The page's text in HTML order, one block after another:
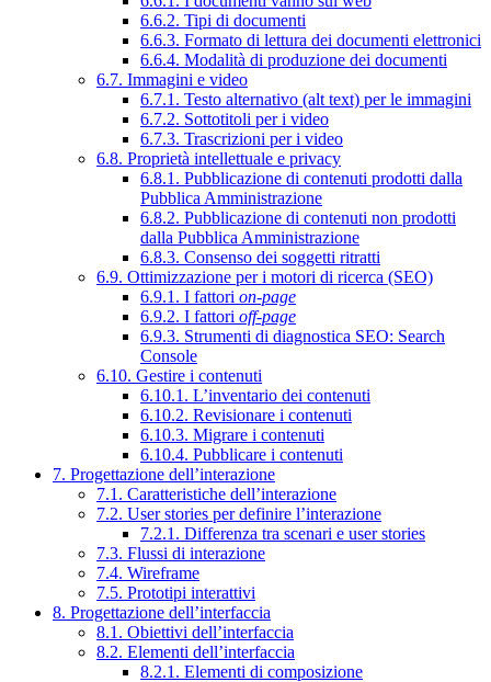
6.6.2. Tipi di documenti
6.6.3. Formato di lettura dei documenti elettronici
6.6.4. Modalità di produzione dei documenti
6.7. Immagini e video
6.7.1. Testo alternativo (alt text) per le immagini
6.7.2. Sottotitoli per i video
6.7.3. Trascrizioni per i video
6.8. Proprietà intellettuale e privacy
6.8.1. Pubblicazione di contenuti prodotti dalla
Pubblica Amministrazione
6.8.2. Pubblicazione di contenuti non prodotti
dalla Pubblica Amministrazione
6.8.3. Consenso dei soggetti ritratti
6.9. Ottimizzazione per i motori di ricerca (SEO)
6.9.1. I fattori on-page
6.9.2. I fattori off-page
6.9.3. Strumenti di diagnostica SEO: Search
Console
6.10. Gestire i contenuti
6.10.1. L’inventario dei contenuti
6.10.2. Revisionare i contenuti
6.10.3. Migrare i contenuti
6.10.4. Pubblicare i contenuti
7. Progettazione dell’interazione
7.1. Caratteristiche dell’interazione
7.2. User stories per definire l’interazione
7.2.1. Differenza tra scenari e user stories
7.3. Flussi di interazione
7.4. Wireframe
7.5. Prototipi interattivi
8. Progettazione dell’interfaccia
8.1. Obiettivi dell’interfaccia
8.2. Elementi dell’interfaccia
8.2.1. Elementi di composizione